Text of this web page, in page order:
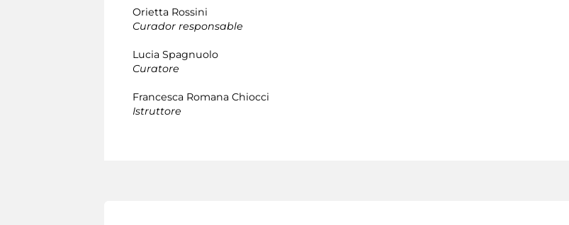
Orietta Rossini
Curador responsable
Lucia Spagnuolo
Curatore
Francesca Romana Chiocci
Istruttore